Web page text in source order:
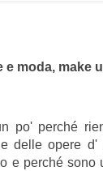
e moda, make
perché
delle opere
e perché